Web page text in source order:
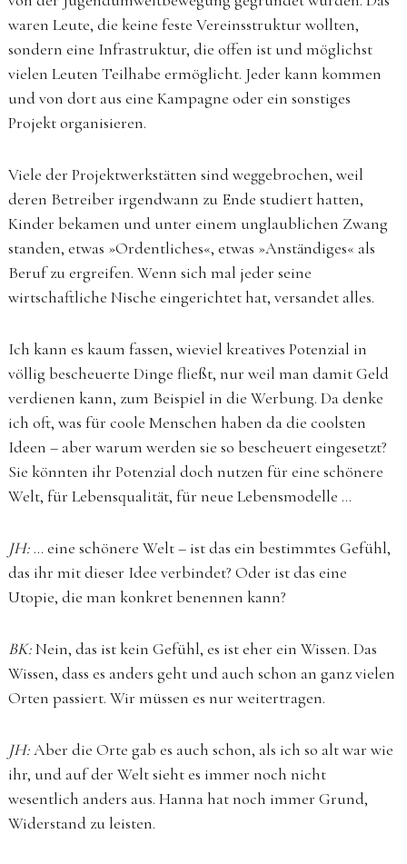
waren Leute, die keine feste Vereinsstruktur wollten,
sondern eine Infrastruktur, die offen ist und möglichst
vielen Leuten Teilhabe ermöglicht. Jeder kann kommen
und von dort aus eine Kampagne oder ein sonstiges
Projekt organisieren.
Viele der Projektwerkstätten sind weggebrochen, weil
deren Betreiber irgendwann zu Ende studiert hatten,
Kinder bekamen und unter einem unglaublichen Zwang
standen, etwas »Ordentliches«, etwas »Anständiges« als
Beruf zu ergreifen. Wenn sich mal jeder seine
wirtschaftliche Nische eingerichtet hat, versandet alles.
Ich kann es kaum fassen, wieviel kreatives Potenzial in
völlig bescheuerte Dinge fließt, nur weil man damit Geld
verdienen kann, zum Beispiel in die Werbung. Da denke
ich oft, was für coole Menschen haben da die coolsten
Ideen – aber warum werden sie so bescheuert eingesetzt?
Sie könnten ihr Potenzial doch nutzen für eine schönere
Welt, für Lebensqualität, für neue Lebensmodelle …
JH:… eine schönere Welt – ist das ein bestimmtes Gefühl,
das ihr mit dieser Idee verbindet? Oder ist das eine
Utopie, die man konkret benennen kann?
BK:Nein, das ist kein Gefühl, es ist eher ein Wissen. Das
Wissen, dass es anders geht und auch schon an ganz vielen
Orten passiert. Wir müssen es nur weitertragen.
JH:Aber die Orte gab es auch schon, als ich so alt war wie
ihr, und auf der Welt sieht es immer noch nicht
wesentlich anders aus. Hanna hat noch immer Grund,
Widerstand zu leisten.